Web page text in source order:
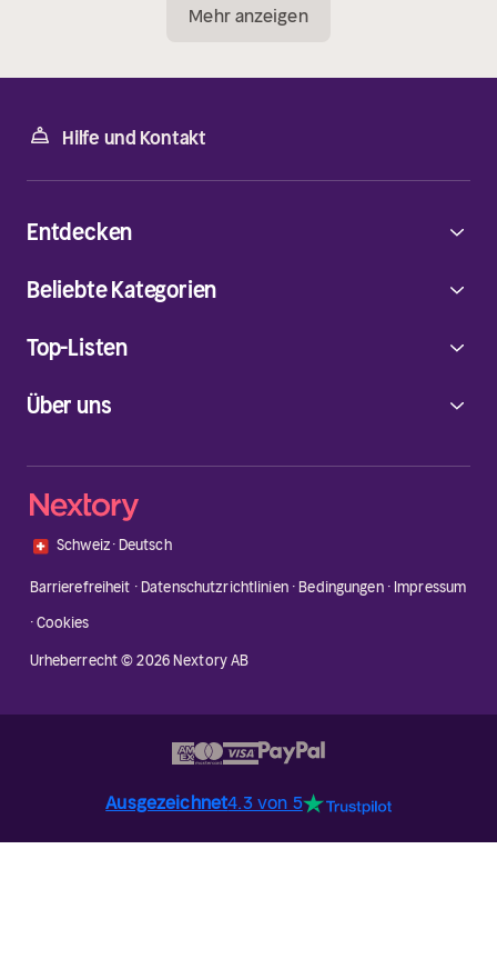
Mehr anzeigen
Hilfe und Kontakt
Über uns
Entdecken
Beliebte Kategorien
Top-Listen
🇨🇭 Schweiz·Deutsch
Barrierefreiheit ·Datenschutzrichtlinien·Bedingungen· Impressum
·Cookies
Urheberrecht © 2026 Nextory AB
Ausgezeichnet4.3 von 5